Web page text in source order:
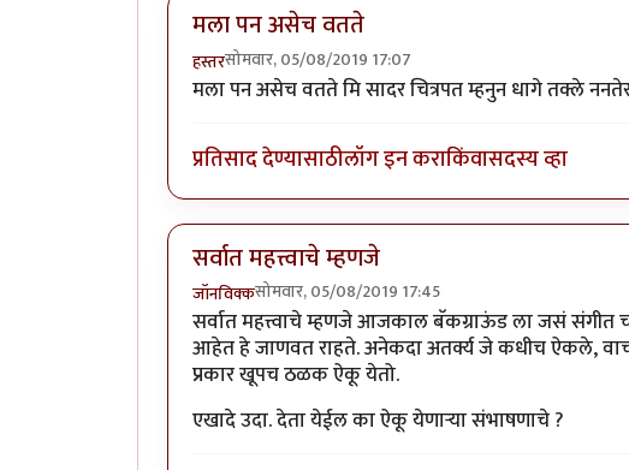
मला पन असेच वतते
हस्तरसोमवार, 05/08/2019 17:07
मला पन असेच वतते मि सादर चित्रपत म्हनुन धागे तक्ले
प्रतिसाद देण्यासाठीलॉग इन कराकिंवासदस्य व्हा
सर्वात महत्त्वाचे म्हणजे
जॉनविक्कसोमवार, 05/08/2019 17:45
सर्वात महत्त्वाचे म्हणजे आजकाल बॅकग्राऊंड ला जसं संगीत
आहेत हे जाणवत राहते. अनेकदा अतर्क्य जे कधीच ऐकले, वाचले
प्रकार खूपच ठळक ऐकू येतो.
एखादे उदा. देता येईल का ऐकू येणाऱ्या संभाषणाचे ?